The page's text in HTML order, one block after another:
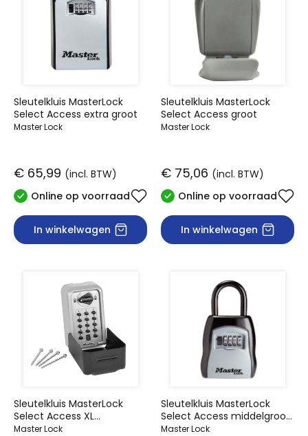
Sleutelkluis MasterLock
Select Access extra groot
Master Lock
€ 65,99 (incl. BTW)
Online op voorraad
In winkelwagen
Sleutelkluis MasterLock
Select Access groot
Master Lock
€ 75,06 (incl. BTW)
Online op voorraad
In winkelwagen
Sleutelkluis MasterLock
Select Access XL
cijfercombinatieslot
Master Lock
Sleutelkluis MasterLock
Select Access middelgroot
met beugel
Master Lock